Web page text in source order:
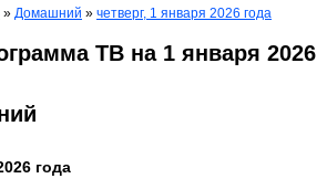
» Домашний » четверг, 1 января 2026 года
ТВ на 1 января 2026
года